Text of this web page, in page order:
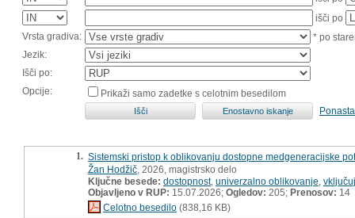
išči po
Vrsta gradiva:
* po
Jezik:
Išči po:
Opcije:
Prikaži samo zadetke s celotnim besedilom
1. Sistemski pristop k oblikovanju dostopne medgeneracijske
Žan Hodžič , 2026, magistrsko delo
Ključne besede: dostopnost, univerzalno oblikovanje
Objavljeno v RUP: 15.07.2026; Ogledov: 205; Prenosov: 14
Celotno besedilo (838,16 KB)